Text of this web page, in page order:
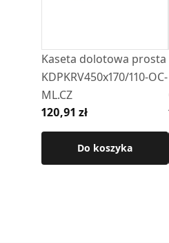
Kaseta dolotowa prosta
KDPKRV450x170/110-OC-
ML.CZ
120,91 zł
Do koszyka